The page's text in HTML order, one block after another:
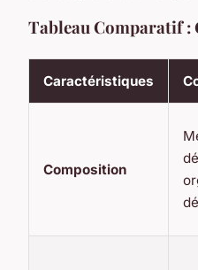
Tableau Comparatif :
Caractéristiques
Composition